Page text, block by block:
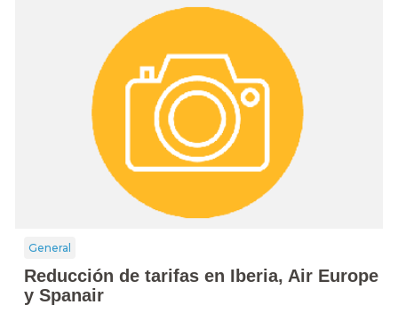
General
Reducción de tarifas en Iberia, Air Europe
y Spanair